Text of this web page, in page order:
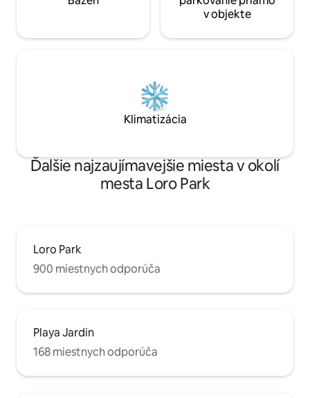
v objekte
Klimatizácia
Ďalšie najzaujímavejšie miesta v okolí
mesta Loro Park
Loro Park
900 miestnych odporúča
Playa Jardin
168 miestnych odporúča